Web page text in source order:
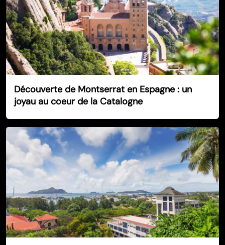
Découverte de Montserrat en Espagne : un
joyau au coeur de la Catalogne